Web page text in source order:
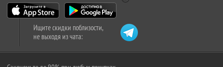
Ищите скидки поблизости,
не выходя из чата: